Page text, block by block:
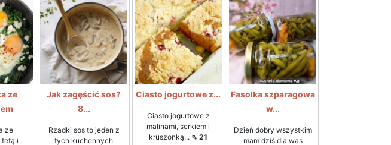
ze
ze
fetą i
Jak zagęścić sos?
8...
Rzadki sos to jeden z
tych kuchennych
Ciasto jogurtowe z...
Ciasto jogurtowe z
malinami, serkiem i
kruszonką... ⇖ 21
Fasolka szparagowa
w...
Dzień dobry wszystkim
mam dziś dla was